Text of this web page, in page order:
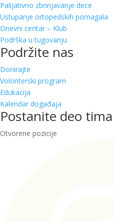
Palijativno zbrinjavanje dece
Ustupanje ortopedskih pomagala
Dnevni centar – Klub
Podrška u tugovanju
Podržite nas
Donirajte
Volonterski program
Edukacija
Kalendar događaja
Postanite deo tima
Otvorene pozicije